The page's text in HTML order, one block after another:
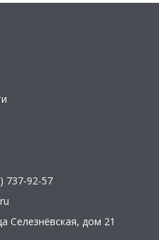
737-92-57
Селезнёвская, дом 21